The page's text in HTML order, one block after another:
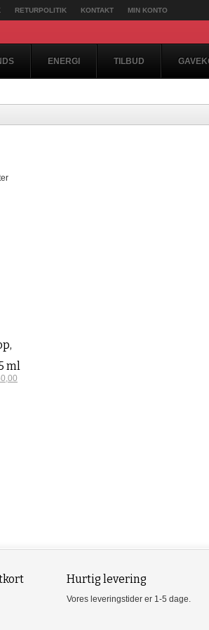
RETURPOLITIK KONTAKT MIN KONTO
ENERGI TILBUD
ml
Hurtig levering
Vores leveringstider er 1-5 dage.